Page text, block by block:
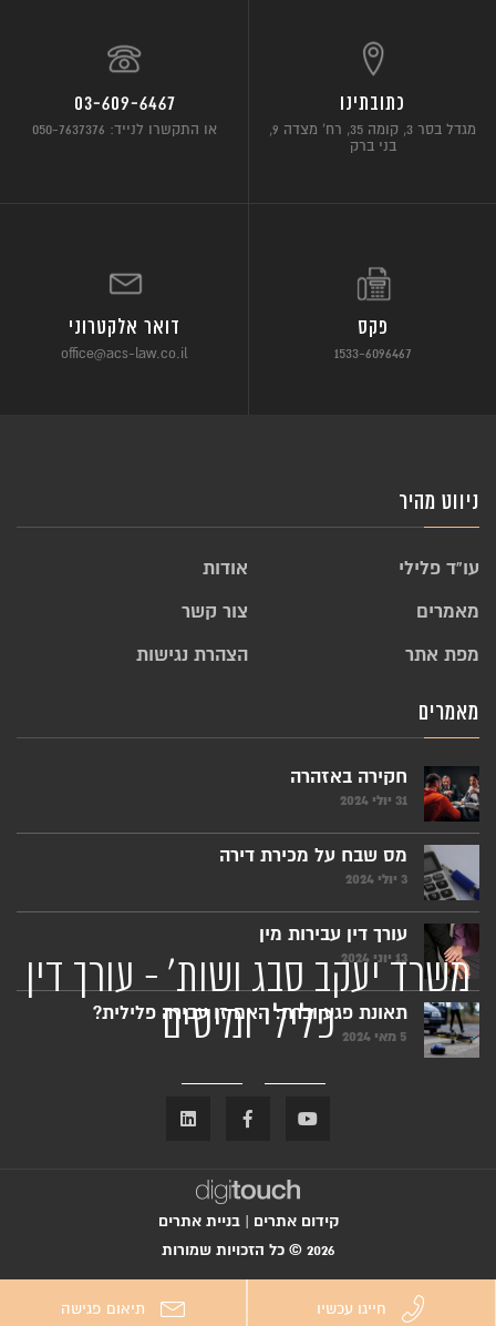
משרד יעקב סבג ושות' - עורך דין
פלילי ומיסים
כתובתינו
מגדל בסר 3, קומה 35, רח’ מצדה 9,
בני ברק
03-609-6467
או התקשרו לנייד: 050-7637376
פקס
1533-6096467
דואר אלקטרוני
office@acs-law.co.il
ניווט מהיר
עו”ד פלילי
אודות
מאמרים
צור קשר
מפת אתר
הצהרת נגישות
מאמרים
חקירה באזהרה
31 יולי 2024
מס שבח על מכירת דירה
3 יולי 2024
עורך דין עבירות מין
13 יוני 2024
תאונת פגע וברח: האם זו עבירה פלילית?
5 מאי 2024
קידום אתרים |בניית אתרים
2026 © כל הזכויות שמורות
חייגו עכשיו תיאום פגישה